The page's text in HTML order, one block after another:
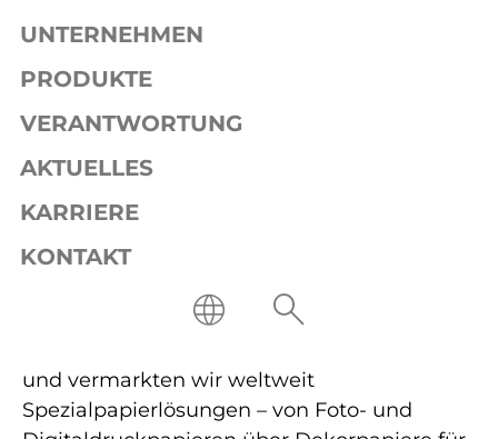
UNTERNEHMEN
PRODUKTE
VERANTWORTUNG
AKTUELLES
KARRIERE
KONTAKT
FELIX SCHOELLER
und vermarkten wir weltweit
Spezialpapierlösungen – von Foto- und